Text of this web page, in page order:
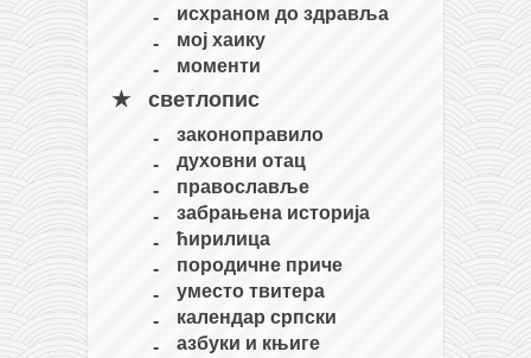
исхраном до здравља
мој хаику
моменти
светлопис
законоправило
духовни отац
православље
забрањена историја
ћирилица
породичне приче
уместо твитера
календар српски
азбуки и књиге